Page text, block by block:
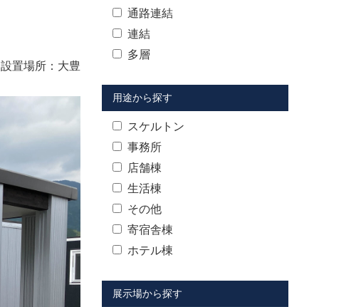
設置場所：大豊
通路連結
連結
多層
用途から探す
スケルトン
事務所
店舗棟
生活棟
その他
寄宿舎棟
ホテル棟
展示場から探す